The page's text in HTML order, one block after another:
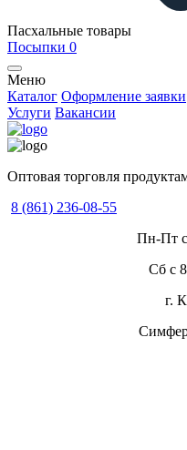
Пасхальные товары
Посыпки 0
Меню
Каталог Оформление заявки
Услуги Вакансии
Оптовая торговля
8 (861) 236-08-55
Пн-Пт с
Сб с
г.